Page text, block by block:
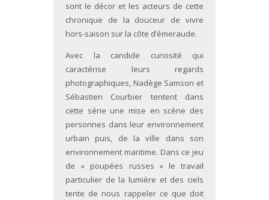
sont le décor et les acteurs de cette
chronique de la douceur de vivre
hors-saison sur la côte d’émeraude.
Avec la candide curiosité qui
caractérise leurs regards
photographiques, Nadège Samson et
Sébastien Courbier tentent dans
cette série une mise en scène des
personnes dans leur environnement
urbain puis, de la ville dans son
environnement maritime. Dans ce jeu
de « poupées russes » le travail
particulier de la lumière et des ciels
tente de nous rappeler ce que doit